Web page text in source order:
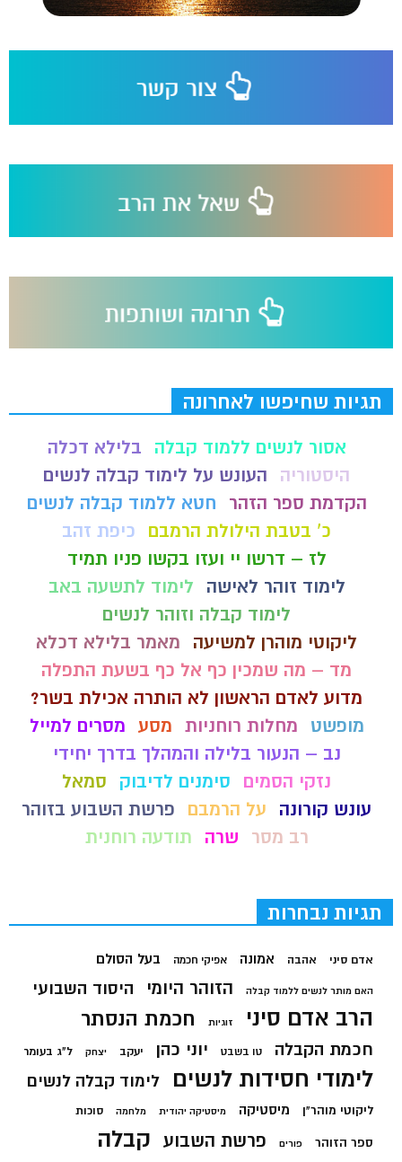
תגיות שחיפשו לאחרונה
אסור לנשים ללמוד קבלה
בלילא דכלה
היסטוריה
העונש על לימוד קבלה לנשים
הקדמת ספר הזהר
חטא ללמוד קבלה לנשים
כ' בטבת הילולת הרמבם
כיפת זהב
לז – דרשו יי ועזו בקשו פניו תמיד
לימוד זוהר לאישה
לימוד לתשעה באב
לימוד קבלה וזוהר לנשים
ליקוטי מוהרן למשיעה
מאמר בלילא דכלא
מד – מה שמכין כף אל כף בשעת התפלה
מדוע לאדם הראשון לא הותרה אכילת בשר?
מופשט
מחלות רוחניות מסע מסרים למייל
נב – הנעור בלילה והמהלך בדרך יחידי
נזקי הסמים
סימנים לדיבוק
סמאל
עונש קורונה
על הרמבם
פרשת השבוע בזוהר
רב מסר
שרה תודעה רוחנית
תגיות נבחרות
אדם סיני אהבה אמונה אפיקי חכמה בעל הסולם
האם מותר לנשים ללמוד קבלה הזוהר היומי היסוד השבועי
הרב אדם סיני זוגיות חכמת הנסתר
חכמת הקבלה טו בשבט יוני כהן יעקב יצחק ל"ג בעומר
לימודי חסידות לנשים לימוד קבלה לנשים
ליקוטי מוהר"ן מיסטיקה מיסטיקה יהודית מלחמה סוכות
ספר הזוהר פורים פרשת השבוע קבלה